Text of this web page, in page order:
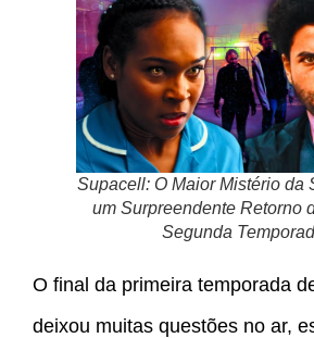
Supacell: O Maior Mistério da
um Surpreendente Retorno
Segunda
O final da primeira temporada
deixou muitas questões no ar,